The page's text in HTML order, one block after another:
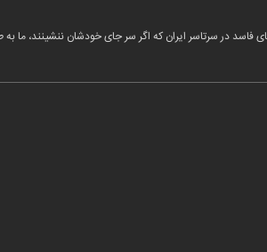
در سرتاسر ایران که اگر سر جای خودشان ننشینند، ما به